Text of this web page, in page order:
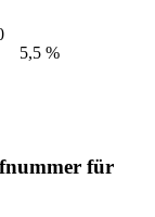
5,5 %
für